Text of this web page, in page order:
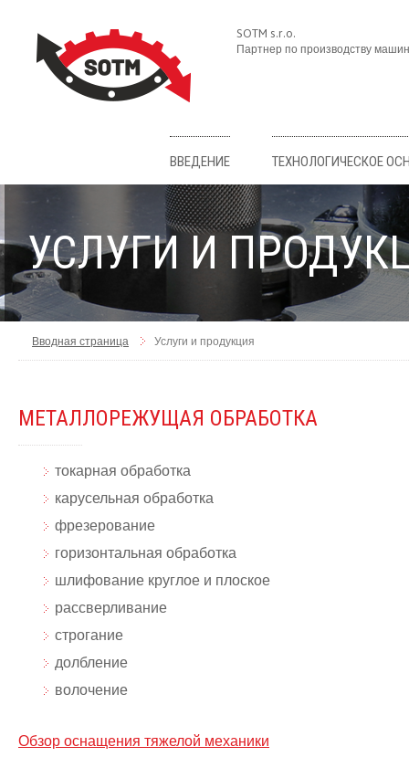
SOTM s.r.o.
Партнер по производству
ВВЕДЕНИЕ ТЕХНОЛОГИЧЕСКОЕ
УСЛУГИ И
Вводная страница Услуги и продукция
МЕТАЛЛОРЕЖУЩАЯ ОБРАБОТКА
токарная обработка
карусельная обработка
фрезерование
горизонтальная обработка
шлифование круглое и плоское
рассверливание
строгание
долбление
волочение
Обзор оснащения тяжелой механики